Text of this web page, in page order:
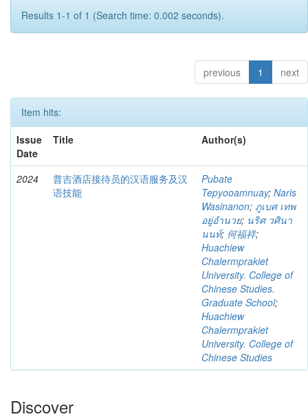
Results 1-1 of 1 (Search time: 0.002 seconds).
previous 1 next
Item hits:
Issue
Date
Title Author(s)
2024
普吉酒店接待员的汉语服务及汉
语技能
Pubate
Tepyooamnuay; Naris
Wasinanon; ภูเบศ เทพ
อยู่อำนวย; นริศ วศินา
นนท์; 何福祥;
Huachiew
Chalermprakiet
University. College of
Chinese Studies.
Graduate School;
Huachiew
Chalermprakiet
University. College of
Chinese Studies
Discover